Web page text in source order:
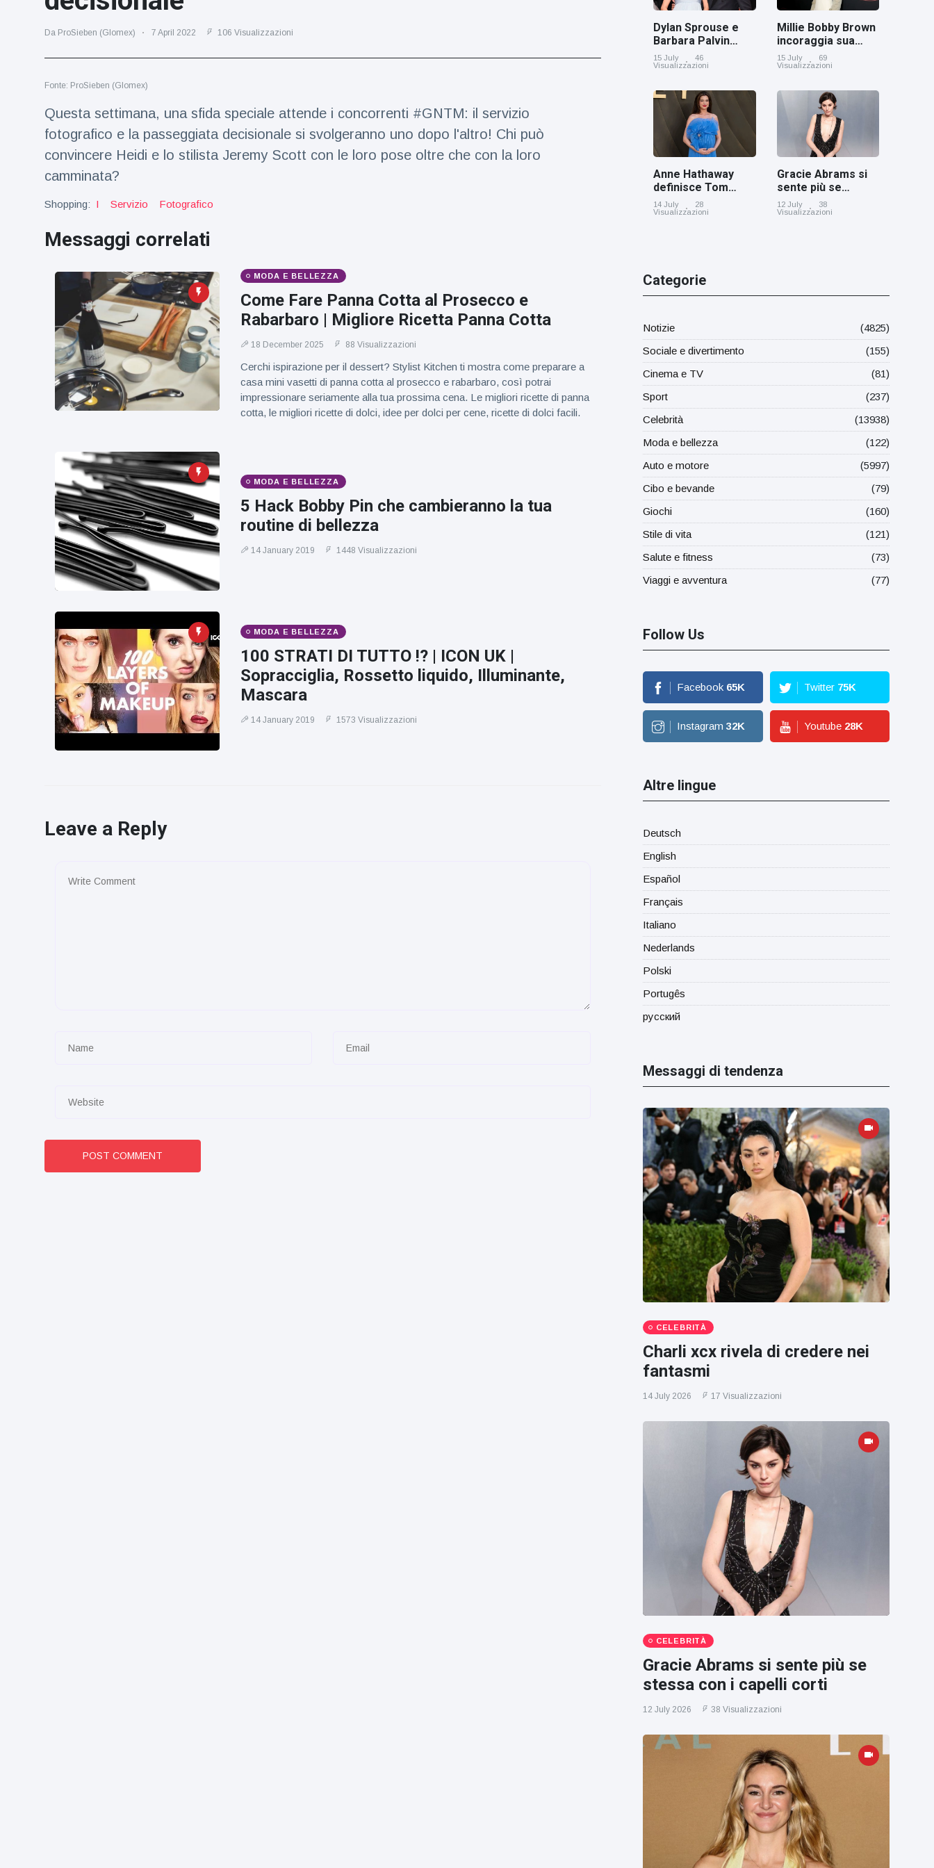
Viaggi e avventura
(77)
Ultime notizie
Sprouse e
Palvin
rivelano di
aspettare
una
15 July
46
Visualizzazioni
Millie Bobby
incoraggia
creativa
15 July
69
Anne
definisce
Tom
Holland 'il
figlio dei
sogni’
14 July
28
Visualizzazioni
Da ProSieben (Glomex) 7 April 2022 106 Visualizzazioni
Fonte: ProSieben (Glomex)
Questa settimana, una sfida speciale attende i concorrenti #GNTM: il servizio
fotografico e la passeggiata decisionale si svolgeranno uno dopo l'altro! Chi può
convincere Heidi e lo stilista Jeremy Scott con le loro pose oltre che con la loro
camminata?
Shopping: I Servizio Fotografico
Messaggi correlati
MODA E BELLEZZA
Come Fare Panna Cotta al Prosecco e
Rabarbaro | Migliore Ricetta Panna Cotta
18 December 2025 88 Visualizzazioni
Cerchi ispirazione per il dessert? Stylist Kitchen ti mostra come preparare a
casa mini vasetti di panna cotta al prosecco e rabarbaro, così potrai
impressionare seriamente alla tua prossima cena. Le migliori ricette di panna
cotta, le migliori ricette di dolci, idee per dolci per cene, ricette di dolci facili.
MODA E BELLEZZA
5 Hack Bobby Pin che cambieranno la tua
routine di bellezza
14 January 2019 1448 Visualizzazioni
MODA E BELLEZZA
100 STRATI DI TUTTO !? | ICON UK |
Sopracciglia, Rossetto liquido, Illuminante,
Mascara
14 January 2019 1573 Visualizzazioni
Leave a Reply
POST COMMENT
Dylan Sprouse e
Barbara Palvin
rivelano di
aspettare una
15 July
46
Visualizzazioni
Millie Bobby Brown
incoraggia sua
figlia ad essere
creativa
15 July
69
Visualizzazioni
Anne Hathaway
definisce Tom
Holland 'il figlio dei
sogni’
14 July
28
Visualizzazioni
Gracie Abrams si
sente più se
stessa con i capelli
corti
12 July
38
Visualizzazioni
Categorie
Notizie
(4825)
Sociale e divertimento
(155)
Cinema e TV
(81)
Sport
(237)
Celebrità
(13938)
Moda e bellezza
(122)
Auto e motore
(5997)
Cibo e bevande
(79)
Giochi
(160)
Stile di vita
(121)
Salute e fitness
(73)
Viaggi e avventura
(77)
Follow Us
Facebook 65K Twitter 75K
Instagram 32K Youtube 28K
Altre lingue
Deutsch
English
Español
Français
Italiano
Nederlands
Polski
Portugês
русский
Messaggi di tendenza
CELEBRITÀ
Charli xcx rivela di credere nei
fantasmi
14 July 2026 17 Visualizzazioni
CELEBRITÀ
Gracie Abrams si sente più se
stessa con i capelli corti
12 July 2026 38 Visualizzazioni